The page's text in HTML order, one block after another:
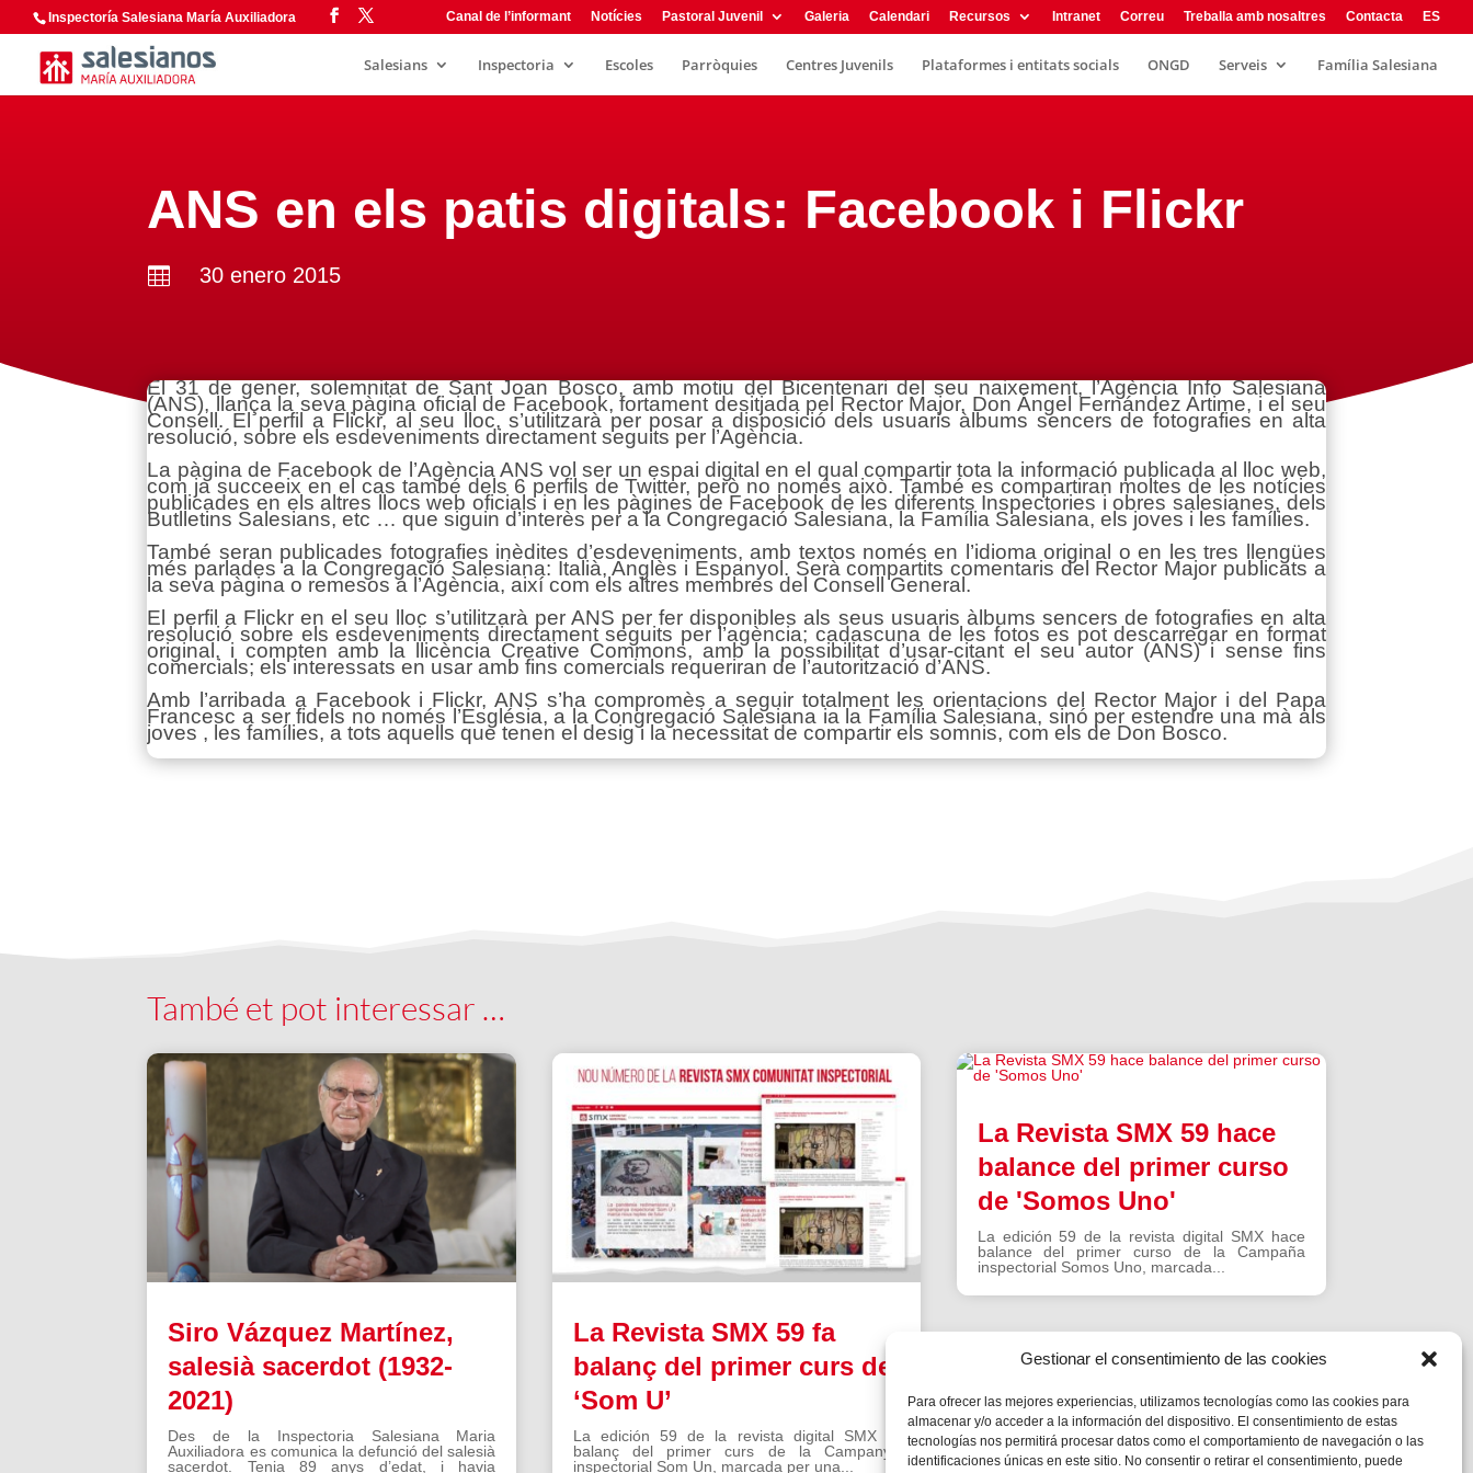
Gestionar el consentimiento de las cookies
Para ofrecer las mejores experiencias, utilizamos tecnologías como las cookies para
almacenar y/o acceder a la información del dispositivo. El consentimiento de estas
tecnologías nos permitirá procesar datos como el comportamiento de navegación o las
identificaciones únicas en este sitio. No consentir o retirar el consentimiento, puede
Inspectoría Salesiana María Auxiliadora Canal de l’informant Notícies Pastoral Juvenil Galeria Calendari Recursos Intranet Correu Treballa amb nosaltres Contacta ES
Salesians Inspectoria Escoles Parròquies Centres Juvenils Plataformes i entitats socials ONGD Serveis Família Salesiana
ANS en els patis digitals: Facebook i Flickr
 30 enero 2015
El 31 de gener, solemnitat de Sant Joan Bosco, amb motiu del Bicentenari del seu naixement, l’Agència Info Salesiana
(ANS), llança la seva pàgina oficial de Facebook, fortament desitjada pel Rector Major, Don Ángel Fernández Artime, i el seu
Consell. El perfil a Flickr, al seu lloc, s’utilitzarà per posar a disposició dels usuaris àlbums sencers de fotografies en alta
resolució, sobre els esdeveniments directament seguits per l’Agència.
La pàgina de Facebook de l’Agència ANS vol ser un espai digital en el qual compartir tota la informació publicada al lloc web,
com ja succeeix en el cas també dels 6 perfils de Twitter, però no només això. També es compartiran moltes de les notícies
publicades en els altres llocs web oficials i en les pàgines de Facebook de les diferents Inspectories i obres salesianes, dels
Butlletins Salesians, etc … que siguin d’interès per a la Congregació Salesiana, la Família Salesiana, els joves i les famílies.
També seran publicades fotografies inèdites d’esdeveniments, amb textos només en l’idioma original o en les tres llengües
més parlades a la Congregació Salesiana: Italià, Anglès i Espanyol. Serà compartits comentaris del Rector Major publicats a
la seva pàgina o remesos a l’Agència, així com els altres membres del Consell General.
El perfil a Flickr en el seu lloc s’utilitzarà per ANS per fer disponibles als seus usuaris àlbums sencers de fotografies en alta
resolució sobre els esdeveniments directament seguits per l’agència; cadascuna de les fotos es pot descarregar en format
original, i compten amb la llicència Creative Commons, amb la possibilitat d’usar-citant el seu autor (ANS) i sense fins
comercials; els interessats en usar amb fins comercials requeriran de l’autorització d’ANS.
Amb l’arribada a Facebook i Flickr, ANS s’ha compromès a seguir totalment les orientacions del Rector Major i del Papa
Francesc a ser fidels no només l’Església, a la Congregació Salesiana ia la Família Salesiana, sinó per estendre una mà als
joves , les famílies, a tots aquells que tenen el desig i la necessitat de compartir els somnis, com els de Don Bosco.
També et pot interessar …
Siro Vázquez Martínez,
salesià sacerdot (1932-
2021)
Des de la Inspectoria Salesiana Maria
Auxiliadora es comunica la defunció del salesià
sacerdot. Tenia 89 anys d’edat, i havia
La Revista SMX 59 fa
balanç del primer curs de
‘Som U’
La edición 59 de la revista digital SMX fa
balanç del primer curs de la Campanya
inspectorial Som Un, marcada per una...
La Revista SMX 59 hace
balance del primer curso
de 'Somos Uno'
La edición 59 de la revista digital SMX hace
balance del primer curso de la Campaña
inspectorial Somos Uno, marcada...